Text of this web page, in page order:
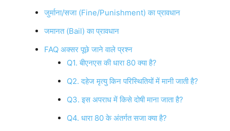
जुर्माना/सजा (Fine/Punishment) का प्रावधान
जमानत (Bail) का प्रावधान
FAQ अक्सर पूछे जाने वाले प्रश्न
Q1. बीएनएस की धारा 80 क्या है?
Q2. दहेज मृत्यु किन परिस्थितियों में मानी जाती है?
Q3. इस अपराध में किसे दोषी माना जाता है?
Q4. धारा 80 के अंतर्गत सजा क्या है?